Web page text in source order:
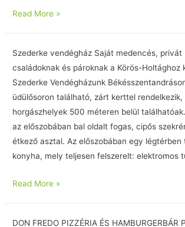
Read More »
Szederke vendégház Saját medencés,
családoknak és pároknak a Körös-Holtághoz
Szederke Vendégházunk
üdülősoron található, zárt kerttel
horgászhelyek 500 méteren belül
az előszobában bal oldalt fogas, cipős
étkező asztal. Az előszobában egy légtérben
konyha, mely teljesen felszerelt: elektromos
Read More »
DON FREDO PIZZÉRIA ÉS HAMBURGERBÁR